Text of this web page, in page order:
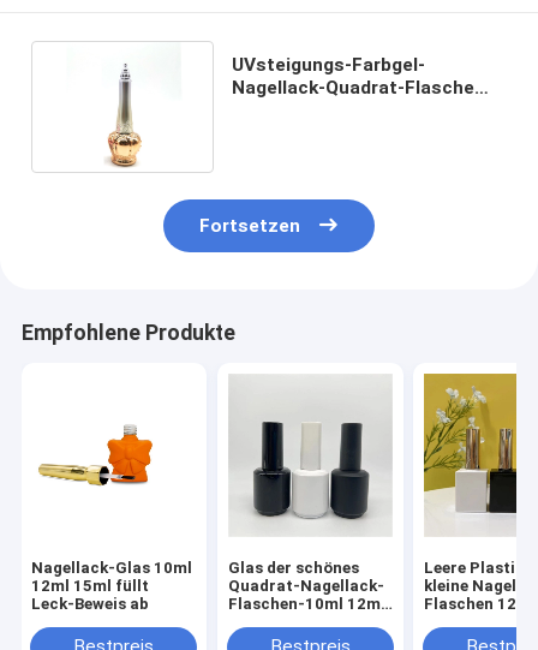
UVsteigungs-Farbgel-
Nagellack-Quadrat-Flasche
Fortsetzen
Empfohlene Produkte
Nagellack-Glas 10ml
12ml 15ml füllt
Leck-Beweis ab
Glas der schönes
Quadrat-Nagellack-
Flaschen-10ml 12ml
Leere
kleine
Flaschen